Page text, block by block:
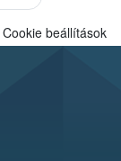
Cookie beállítások